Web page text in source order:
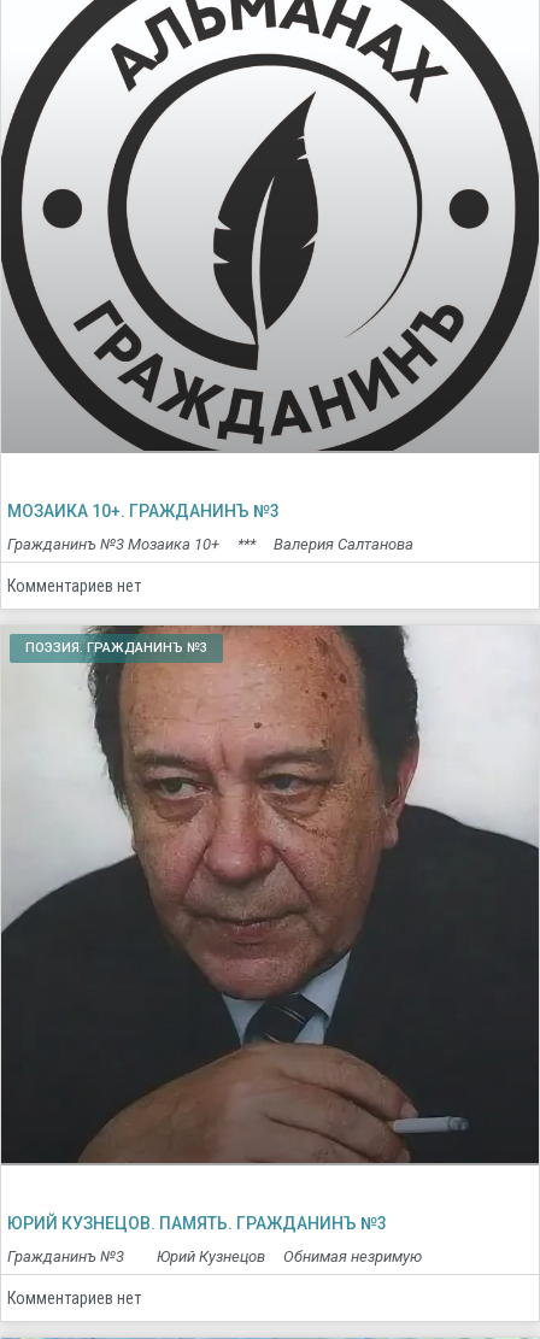
МОЗАИКА 10+. ГРАЖДАНИНЪ №3
Гражданинъ №3 Мозаика 10+ *** Валерия Салтанова
Комментариев нет
ПОЭЗИЯ. ГРАЖДАНИНЪ №3
ЮРИЙ КУЗНЕЦОВ. ПАМЯТЬ. ГРАЖДАНИНЪ №3
Гражданинъ №3 Юрий Кузнецов Обнимая незримую
Комментариев нет